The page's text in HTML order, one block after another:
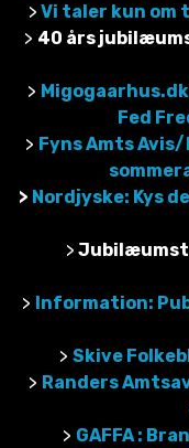
> Vi taler kun om
> 40 års
>
Fed
> Fyns Amts
> Nordjyske: Kys
>
> Information:
> Skive
> Randers
> GAFFA :